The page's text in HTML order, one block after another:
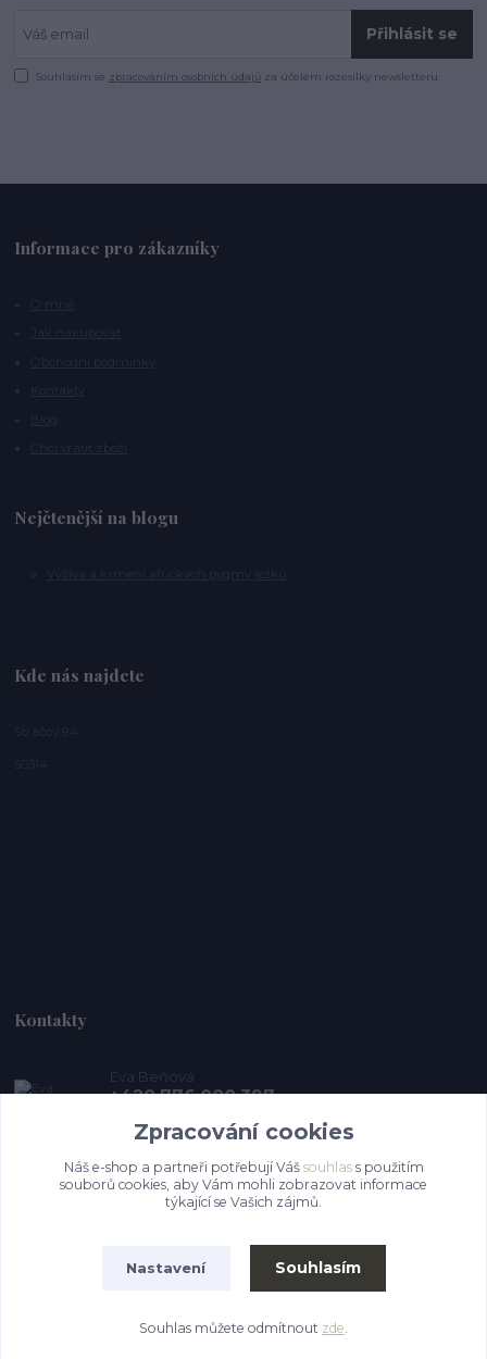
Přihlásit se
Souhlasím se zpracováním osobních údajů za účelem rozesílky newsletteru.
Informace pro zákazníky
Nejčtenější na blogu
Kde nás najdete
Kontakty
Eva Beňová
+420 776 000 397
pro-zviratka@post.cz
Vytvořeno na Eshop-rychle.cz
Zpracování cookies
Náš e-shop a partneři potřebují Váš souhlass použitím
souborů cookies, aby Vám mohli zobrazovat informace
týkající se Vašich zájmů.
Nastavení Souhlasím
Souhlas můžete odmítnout zde